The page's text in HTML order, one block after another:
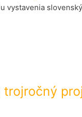
vystavenia
trojročný